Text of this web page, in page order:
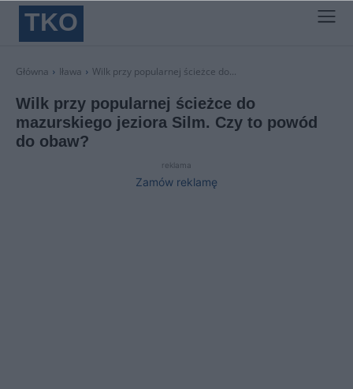
TKO
Główna Iława Wilk przy popularnej ścieżce do...
Wilk przy popularnej ścieżce do
mazurskiego jeziora Silm. Czy to powód
do obaw?
reklama
Zamów reklamę